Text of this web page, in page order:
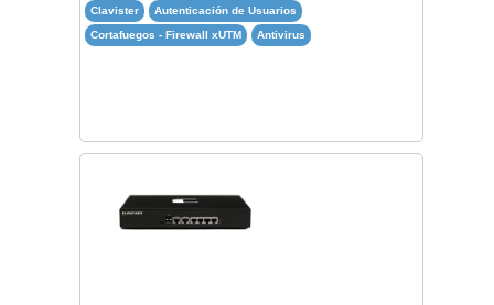
Clavister
Autenticación de Usuarios
Cortafuegos - Firewall xUTM
Antivirus